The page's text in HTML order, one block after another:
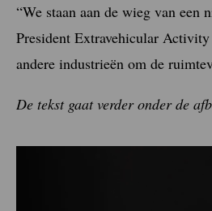
“We staan aan de wieg van
President Extravehicular
andere industrieën om de
De tekst gaat verder onder de